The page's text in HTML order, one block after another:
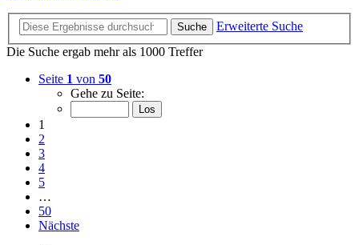
Suche
Erweiterte Suche
Die Suche ergab mehr als 1000 Treffer
Seite 1 von 50
Gehe zu Seite:
1
2
3
4
5
…
50
Nächste